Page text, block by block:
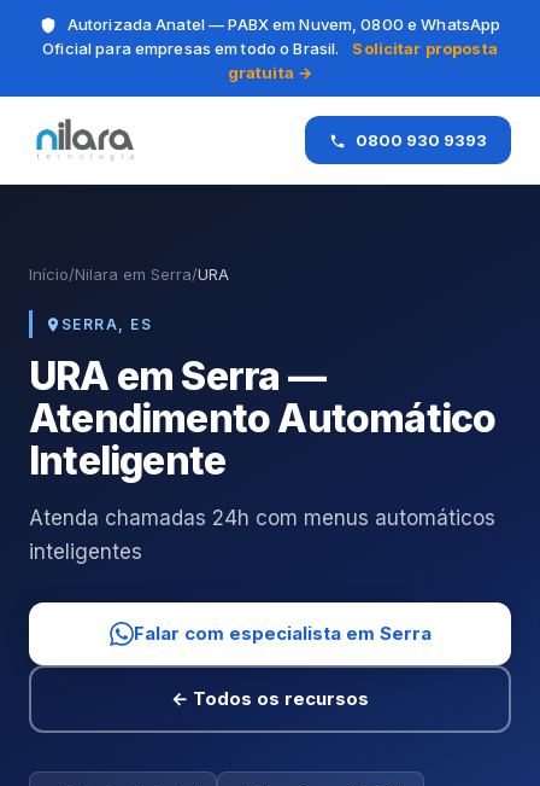
Autorizada Anatel — PABX em Nuvem, 0800 e WhatsApp
Oficial para empresas em todo o Brasil.
Solicitar proposta
gratuita →
0800 930 9393
Início/Nilara em Serra/URA
SERRA, ES
URA em Serra —
Atendimento Automático
Inteligente
Atenda chamadas 24h com menus automáticos
inteligentes
Falar com especialista em Serra
← Todos os recursos